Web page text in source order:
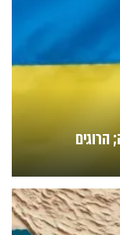
הרוגים